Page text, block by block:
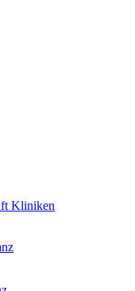
Kliniken